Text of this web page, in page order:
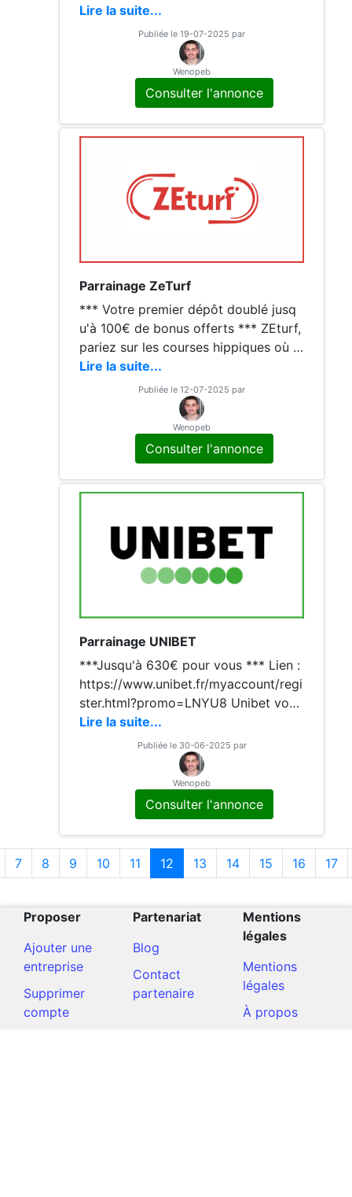
lication mobile pour centraliser votre
épargne et investissements. Elle offre
Lire la suite...
Publiée le 19-07-2025 par
Wenopeb
Consulter l'annonce
Parrainage ZeTurf
*** Votre premier dépôt doublé jusq
u'à 100€ de bonus offerts *** ZEturf,
pariez sur les courses hippiques où q
ue vous soyez. Avec ZEturf misez fac
ilement sur vos chevaux favoris et pr
Lire la suite...
Publiée le 12-07-2025 par
Wenopeb
Consulter l'annonce
Parrainage UNIBET
***Jusqu'à 630€ pour vous *** Lien :
https://www.unibet.fr/myaccount/regi
ster.html?promo=LNYU8 Unibet vous
offre la possibilité de faire tous vos p
aris sportifs et hippiques en ligne et
de jouer au Poker. Pour obtenir la pri
Lire la suite...
Publiée le 30-06-2025 par
Wenopeb
Consulter l'annonce
7 8 9 10 11 12 13 14 15 16 17
Proposer
Ajouter une
entreprise
Supprimer
compte
Partenariat
Blog
Contact
partenaire
Mentions
légales
Mentions
légales
À propos